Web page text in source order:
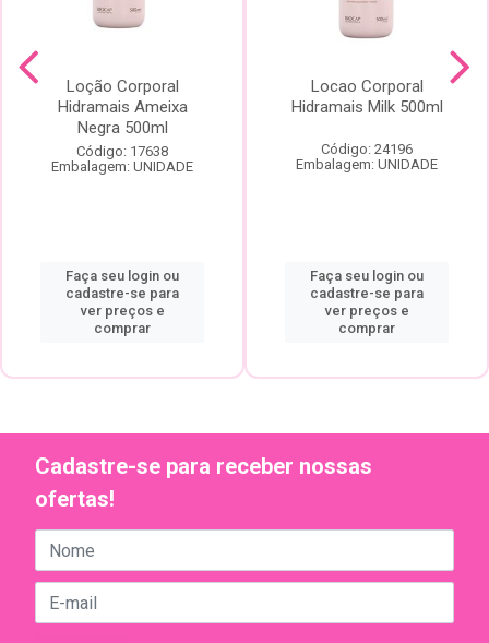
Loção Corporal
Hidramais Ameixa
Negra 500ml
Código: 17638
Embalagem: UNIDADE
Faça seu login ou
cadastre-se para
ver preços e
comprar
Locao Corporal
Hidramais Milk 500ml
Código: 24196
Embalagem: UNIDADE
Faça seu login ou
cadastre-se para
ver preços e
comprar
Cadastre-se para receber nossas
ofertas!